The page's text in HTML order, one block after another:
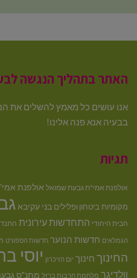
האתר בתהליך הנגשה
אנו עושים כל מאמץ להשלים את
בבעיה אנא פנה אלינו!
תגיות
אולפנת אמי"ת גבעת שמואל אולפנת
מקומיותביטחון ופלילים בני עקיבא
הבית היהודי התחדשות עירונית
הגמלאים חדשות הנוער חדשות הספורט
החינוך חינוך יום הזיכרון יוסי
וולדיגר מלחמת חרבות ברזל מתנ"ס